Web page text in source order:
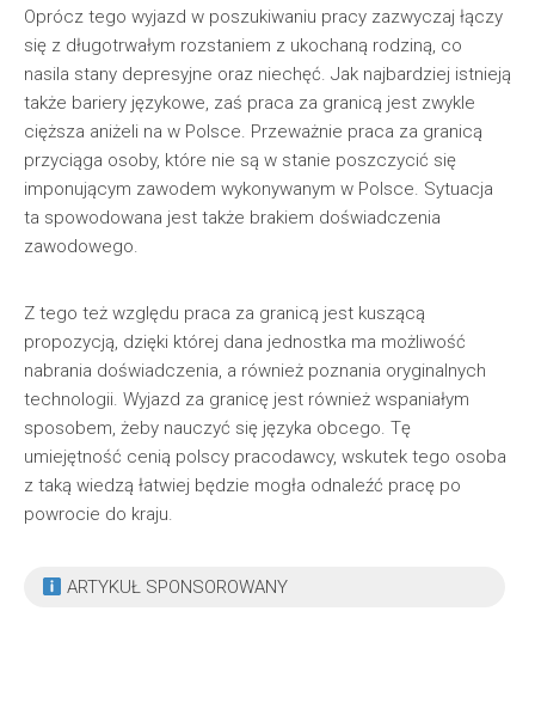
Oprócz tego wyjazd w poszukiwaniu pracy zazwyczaj łączy
się z długotrwałym rozstaniem z ukochaną rodziną, co
nasila stany depresyjne oraz niechęć. Jak najbardziej istnieją
także bariery językowe, zaś praca za granicą jest zwykle
cięższa aniżeli na w Polsce. Przeważnie praca za granicą
przyciąga osoby, które nie są w stanie poszczycić się
imponującym zawodem wykonywanym w Polsce. Sytuacja
ta spowodowana jest także brakiem doświadczenia
zawodowego.
Z tego też względu praca za granicą jest kuszącą
propozycją, dzięki której dana jednostka ma możliwość
nabrania doświadczenia, a również poznania oryginalnych
technologii. Wyjazd za granicę jest również wspaniałym
sposobem, żeby nauczyć się języka obcego. Tę
umiejętność cenią polscy pracodawcy, wskutek tego osoba
z taką wiedzą łatwiej będzie mogła odnaleźć pracę po
powrocie do kraju.
ARTYKUŁ SPONSOROWANY